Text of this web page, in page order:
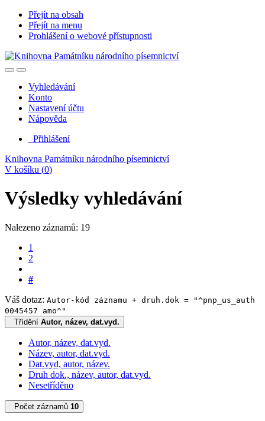
Přejít na obsah
Přejít na menu
Prohlášení o webové přístupnosti
Vyhledávání
Konto
Nastavení účtu
Nápověda
Přihlášení
Knihovna Památníku národního písemnictví
V košíku (0)
Výsledky vyhledávání
Nalezeno záznamů: 19
1
2
#
Váš dotaz: Autor-kód záznamu + druh.dok = "^pnp_us_auth
0045457 amo^"
Třídění Autor, název, dat.vyd.
Autor, název, dat.vyd.
Název, autor, dat.vyd.
Dat.vyd, autor, název.
Druh dok., název, autor, dat.vyd.
Nesetříděno
Počet záznamů 10